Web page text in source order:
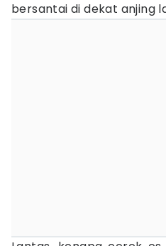
bersantai di dekat anjing